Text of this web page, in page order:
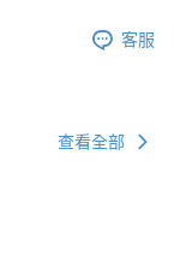
客服
查看全部